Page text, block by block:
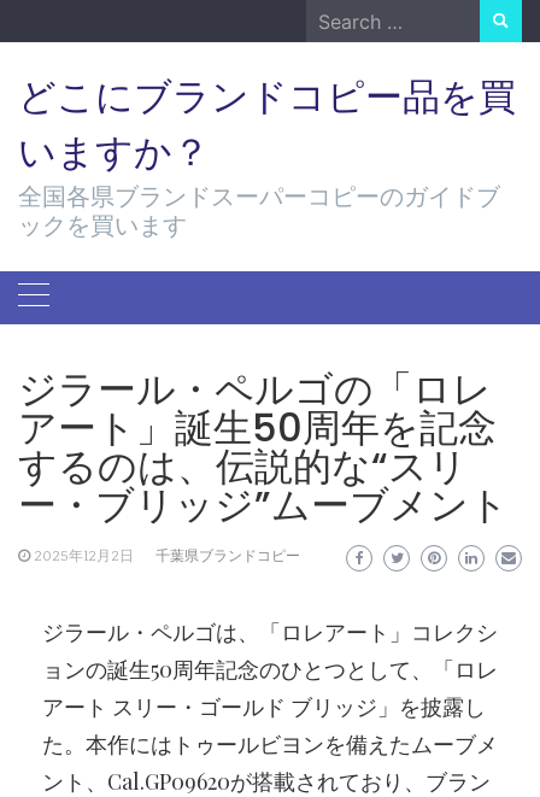
to
Search
for:
どこにブランドコピー品を買
いますか？
全国各県ブランドスーパーコピーのガイドブ
ックを買います
ジラール・ペルゴの「ロレ
アート」誕生50周年を記念
するのは、伝説的な“スリ
ー・ブリッジ”ムーブメント
2025年12月2日 千葉県ブランドコピー
ジラール・ペルゴは、「ロレアート」コレクシ
ョンの誕生50周年記念のひとつとして、「ロレ
アート スリー・ゴールド ブリッジ」を披露し
た。本作にはトゥールビヨンを備えたムーブメ
ント、Cal.GP09620が搭載されており、ブラン